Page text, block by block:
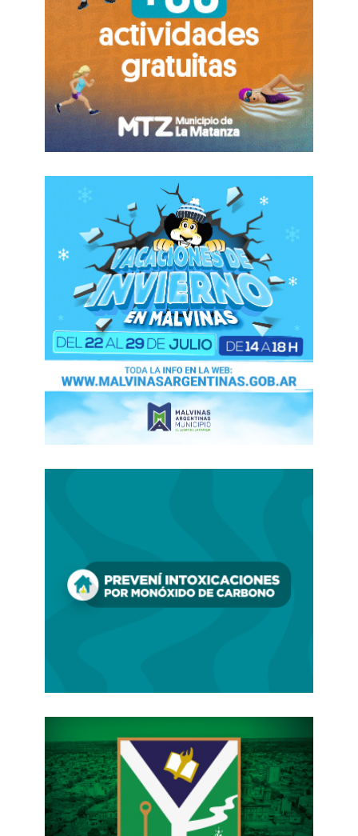
millones no pueden comer y compran alimentos
por unidad con tarjeta de crédito. Es el momento
de decir basta”.
Sobre Milei, fue contundente: “Está siendo
usado. Es un personaje siniestro. Cuando se está
cayendo físicamente, le entregan un premio. Le
la hidrovía… y quienes lo saben tienen el deber
irrenunciable de denunciarlo”- resumió
contundente la destacada intelectual.